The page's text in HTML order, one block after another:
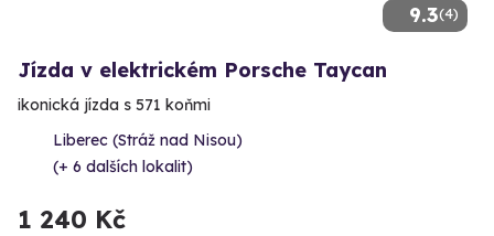
9.3(4)
Jízda v elektrickém Porsche Taycan
ikonická jízda s 571 koňmi
Liberec (Stráž nad Nisou)
(+ 6 dalších lokalit)
1 240 Kč